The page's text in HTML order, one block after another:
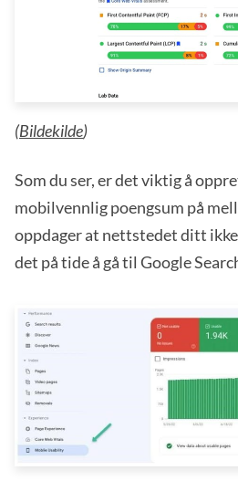
(Bildekilde)
Som du ser, er det viktig å
mobilvennlig poengsum på
oppdager at nettstedet ditt
det på tide å gå til Google